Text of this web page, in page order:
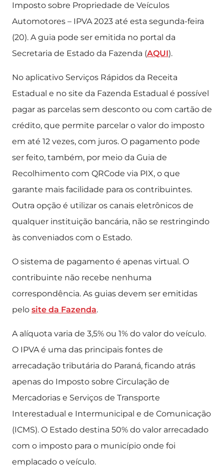
Imposto sobre Propriedade de Veículos
Automotores – IPVA 2023 até esta segunda-feira
(20). A guia pode ser emitida no portal da
Secretaria de Estado da Fazenda (AQUI).
No aplicativo Serviços Rápidos da Receita
Estadual e no site da Fazenda Estadual é possível
pagar as parcelas sem desconto ou com cartão de
crédito, que permite parcelar o valor do imposto
em até 12 vezes, com juros. O pagamento pode
ser feito, também, por meio da Guia de
Recolhimento com QRCode via PIX, o que
garante mais facilidade para os contribuintes.
Outra opção é utilizar os canais eletrônicos de
qualquer instituição bancária, não se restringindo
às conveniados com o Estado.
O sistema de pagamento é apenas virtual. O
contribuinte não recebe nenhuma
correspondência. As guias devem ser emitidas
pelo site da Fazenda.
A alíquota varia de 3,5% ou 1% do valor do veículo.
O IPVA é uma das principais fontes de
arrecadação tributária do Paraná, ficando atrás
apenas do Imposto sobre Circulação de
Mercadorias e Serviços de Transporte
Interestadual e Intermunicipal e de Comunicação
(ICMS). O Estado destina 50% do valor arrecadado
com o imposto para o município onde foi
emplacado o veículo.